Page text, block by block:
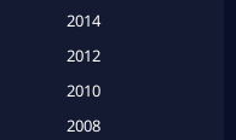
2014
2012
2010
2008